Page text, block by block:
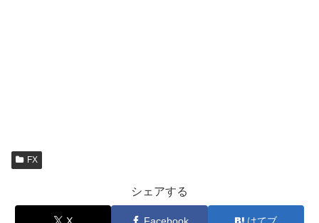
FX
シェアする
X Facebook はてブ